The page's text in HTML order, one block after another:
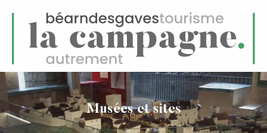
Menu
Musées et sites